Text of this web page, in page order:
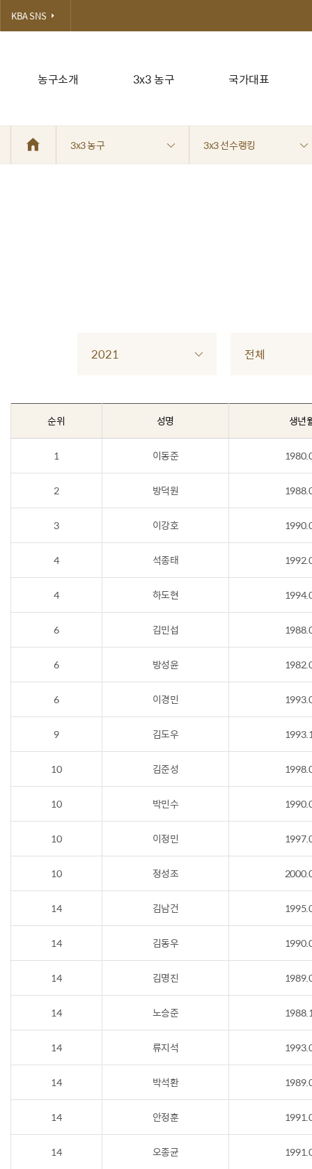
농구소개 3x3 농구 국가대표
KBA SNS
3x3 농구 3x3 선수랭킹
2021 전체
순위 성명 생년
1 이동준
2 방덕원
3 이강호
4 석종태
4 하도현
6 김민섭
6 방성윤
6 이경민
9 김도우
10 김준성
10 박민수
10 이정민
10 정성조
14 김남건
14 김동우
14 김명진
14 노승준
14 류지석
14 박석환
14 안정훈
14 오종균